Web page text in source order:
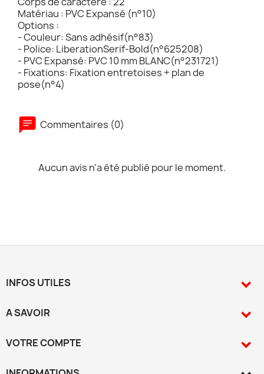
Matériau : PVC Expansé (n°10)
Options :
- Couleur: Sans adhésif(n°83)
- Police: LiberationSerif-Bold(n°625208)
- PVC Expansé: PVC 10 mm BLANC(n°231721)
- Fixations: Fixation entretoises + plan de
pose(n°4)
Commentaires (0)
Aucun avis n'a été publié pour le moment.
INFOS UTILES 
A SAVOIR 
VOTRE COMPTE 